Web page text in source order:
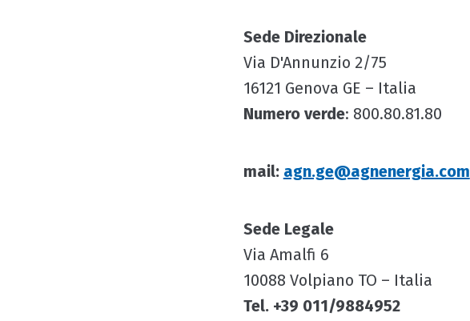
Sede Direzionale
Via D'Annunzio 2/75
16121 Genova GE – Italia
Numero verde: 800.80.81.80
mail: agn.ge@agnenergia.com
Sede Legale
Via Amalfi 6
10088 Volpiano TO – Italia
Tel. +39 011/9884952